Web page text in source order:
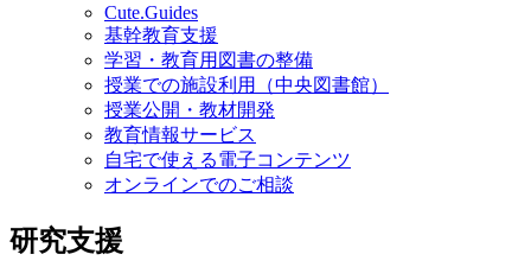
Cute.Guides
基幹教育支援
学習・教育用図書の整備
授業での施設利用（中央図書館）
授業公開・教材開発
教育情報サービス
自宅で使える電子コンテンツ
オンラインでのご相談
研究支援